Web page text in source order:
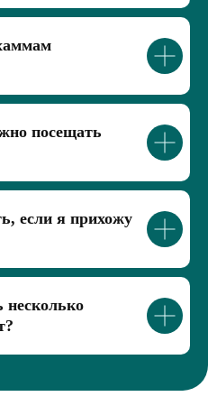
посещать
если я прихожу